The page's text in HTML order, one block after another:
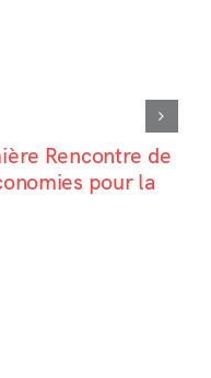
Rencontre de
pour la